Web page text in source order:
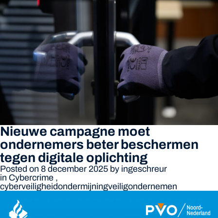
Nieuwe campagne moet
ondernemers beter beschermen
tegen digitale oplichting
Posted on 8 december 2025 by ingeschreur
in Cybercrime ,
cyberveiligheidondermijningveiligondernemen